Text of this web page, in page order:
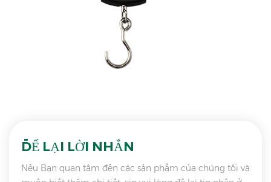
ĐỂ LẠI LỜI NHẮN
Nếu Bạn quan tâm đến các sản phẩm của chúng tôi và